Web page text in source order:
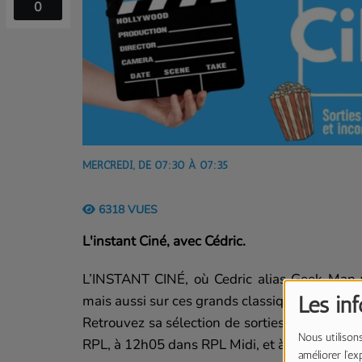
Les
Nous
améliorer
0
MERCREDI, DE 07:30 À 07:35
6318 VUES
L'instant Ciné, avec Cédric.
L’INSTANT CINÉ, où Cedric alias Geek
mais aussi sur ces grands classiques cultes
Retrouvez sa sélection de sorties ciné et
RPL, à 12h05 dans RPL Midi, et à 18h02